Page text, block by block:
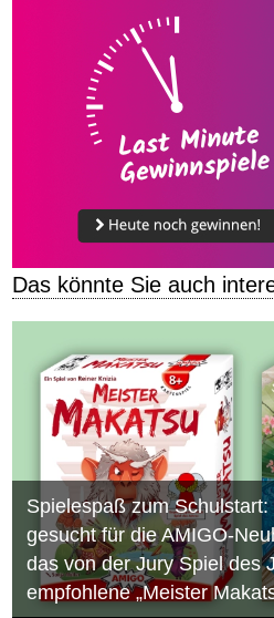
Das könnte Sie auch
Spielespaß zum
gesucht für die AMIGO-
das von der Jury Spiel des
empfohlene „Meister